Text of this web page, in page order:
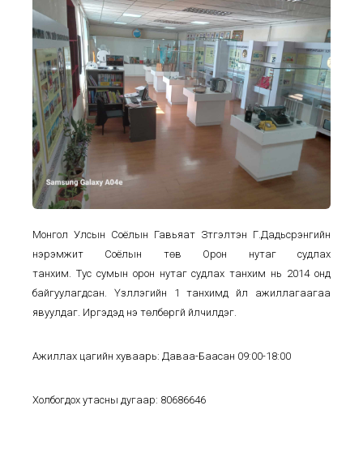
Монгол Улсын Соёлын Гавьяат Зүтгэлтэн Г.Дадьсүрэнгийн
нэрэмжит Соёлын төв
Орон нутаг судлах
танхим. Тус сумын орон нутаг судлах танхим нь 2014 онд
байгуулагдсан. Үзүүллэгийн 1 танхимд үйл ажиллагаагаа
явуулдаг. Иргэдэд үнэ төлбөргүй үйлчилдэг.
Ажиллах цагийн хуваарь: Даваа-Баасан 09:00-18:00
Холбогдох утасны дугаар: 80686646